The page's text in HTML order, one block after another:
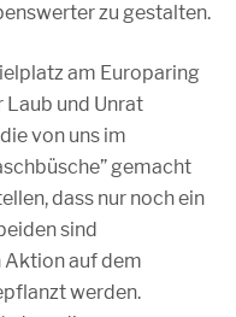
zu gestalten.
am Europaring
Laub und Unrat
von uns im
gemacht
dass nur noch ein
sind
Aktion auf dem
werden.